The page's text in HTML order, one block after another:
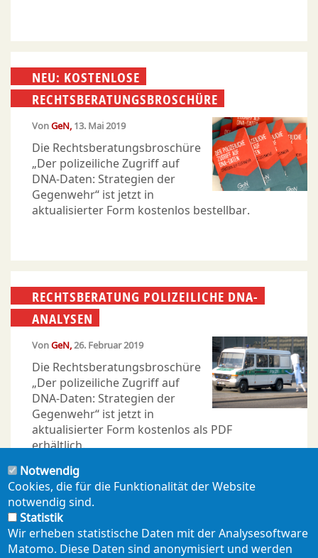
NEU: KOSTENLOSE
RECHTSBERATUNGSBROSCHÜRE
VonGeN 13. Mai 2019
Die Rechtsberatungsbroschüre
„Der polizeiliche Zugriff auf
DNA-Daten: Strategien der
Gegenwehr“ ist jetzt in
aktualisierter Form kostenlos bestellbar.
RECHTSBERATUNG POLIZEILICHE DNA-
ANALYSEN
VonGeN 26. Februar 2019
Die Rechtsberatungsbroschüre
„Der polizeiliche Zugriff auf
DNA-Daten: Strategien der
Gegenwehr“ ist jetzt in
aktualisierter Form kostenlos als PDF
erhältlich.
Seitennummerierung
Aktuelle
Seite
1 Page
2 Page
3 Page
4 Page
5 …
Nächste
Seite
››
Letzte
Seite
Ende »
Notwendig
Cookies, die für die Funktionalität der Website
notwendig sind.
Statistik
Wir erheben statistische Daten mit der Analysesoftware
Matomo. Diese Daten sind anonymisiert und werden